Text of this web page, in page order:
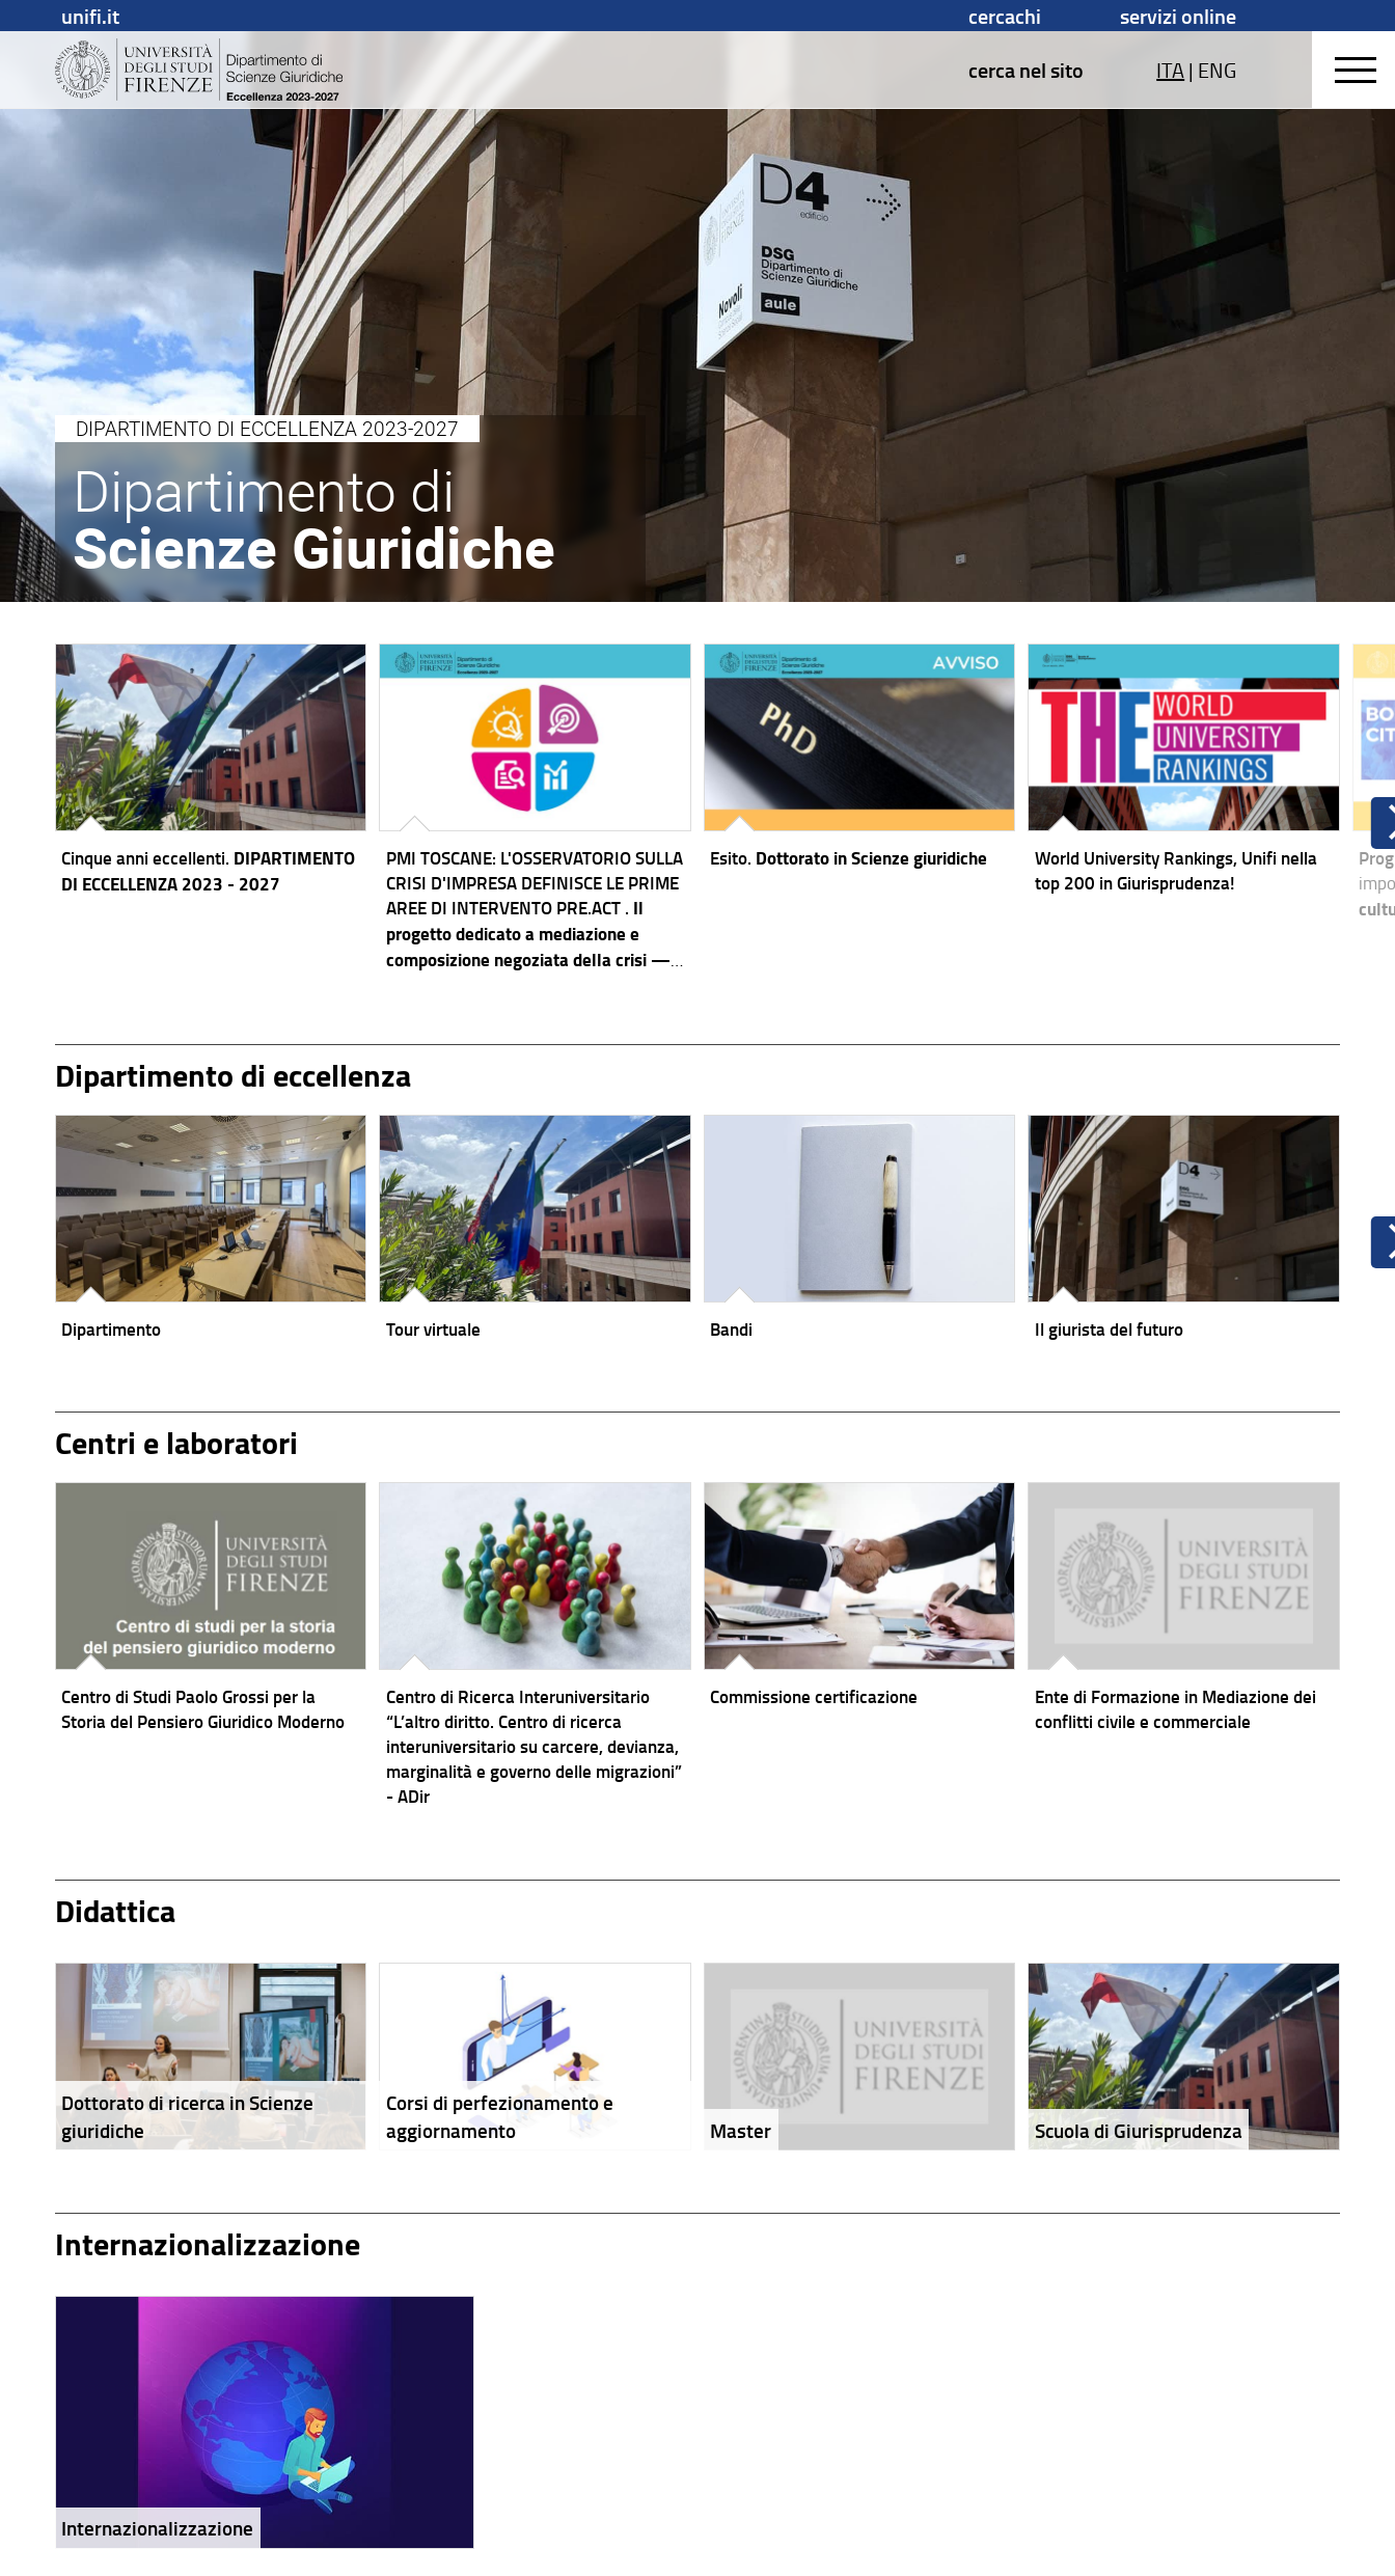
unifi.it cercachi
servizi online
cerca nel sito
ITA| ENG
DIPARTIMENTO DI ECCELLENZA 2023-2027
Dipartimento di
Scienze Giuridiche
Cinque anni eccellenti. DIPARTIMENTO
DI ECCELLENZA 2023 - 2027
PMI TOSCANE: L'OSSERVATORIO SULLA
CRISI D'IMPRESA DEFINISCE LE PRIME
AREE DI INTERVENTO PRE.ACT . Il
progetto dedicato a mediazione e
composizione negoziata della crisi —
Esito. Dottorato in Scienze giuridiche
World University Rankings, Unifi nella
top 200 in Giurisprudenza!
Dipartimento di eccellenza
Dipartimento Tour virtuale Bandi Il giurista del futuro
Centri e laboratori
Centro di Studi Paolo Grossi per la
Storia del Pensiero Giuridico Moderno
Centro di Ricerca Interuniversitario
“L’altro diritto. Centro di ricerca
interuniversitario su carcere, devianza,
marginalità e governo delle migrazioni”
- ADir
Commissione certificazione
Ente di Formazione in Mediazione dei
conflitti civile e commerciale
Didattica
Dottorato di ricerca in Scienze
giuridiche
Corsi di perfezionamento e
aggiornamento
Master Scuola di Giurisprudenza
Internazionalizzazione
Internazionalizzazione